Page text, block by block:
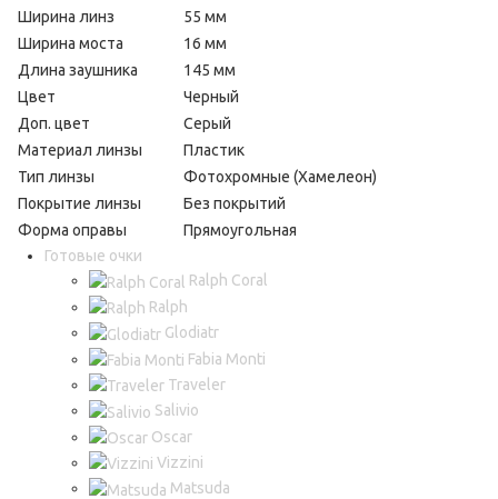
Ширина линз
55 мм
Ширина моста
16 мм
Длина заушника
145 мм
Цвет
Черный
Доп. цвет
Серый
Материал линзы
Пластик
Тип линзы
Фотохромные (Хамелеон)
Покрытие линзы
Без покрытий
Форма оправы
Прямоугольная
Готовые очки
Ralph Coral
Ralph
Glodiatr
Fabia Monti
Traveler
Salivio
Oscar
Vizzini
Matsuda